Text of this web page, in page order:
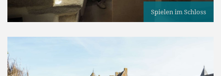
Spielen im Schloss